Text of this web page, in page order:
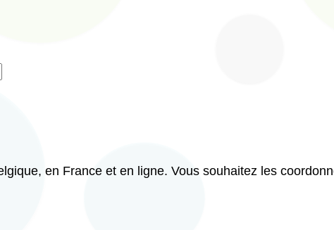
en France et en ligne. Vous souhaitez les